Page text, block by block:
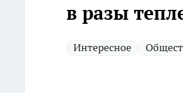
в разы
Интересное